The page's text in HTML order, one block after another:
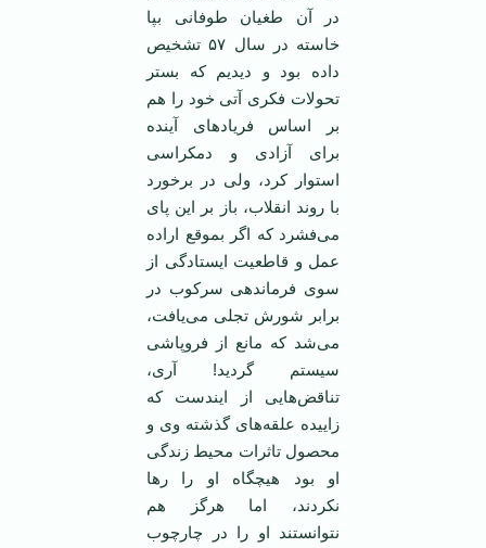
در آن طغیان طوفانی بپا
خاسته در سال ۵۷ تشخیص
داده بود و دیدیم که بستر
تحولات فکری آتی خود را هم
بر اساس فریادهای آینده
برای آزادی و دمکراسی
استوار کرد، ولی در برخورد
با روند انقلاب، باز بر این پای
می‌فشرد که اگر بموقع اراده
عمل و قاطعیت ایستادگی از
سوی فرماندهی سرکوب در
برابر شورش تجلی می‌یافت،
می‌شد که مانع از فروپاشی
سیستم گردید! آری،
تناقض‌هایی از ایندست که
زاییده علقه‌های گذشته وی و
محصول تاثرات محیط زندگی
او بود هیچگاه او را‌‌ رها
نکردند، اما هرگز هم
نتوانستند او را در چارچوب